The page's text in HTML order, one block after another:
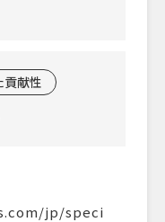
貢献性
jp/speci